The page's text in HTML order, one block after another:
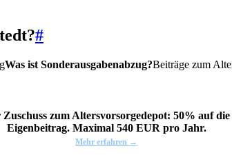
#
Was ist Sonderausgabenabzug?Beiträge zum
zum Altersvorsorgedepot: 50% auf
Eigenbeitrag. Maximal 540 EUR pro Jahr.
Mehr erfahren →